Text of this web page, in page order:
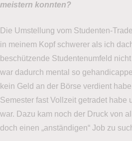
meistern konnten?
Die Umstellung vom Studenten-
in meinem Kopf schwerer als ich
beschützende Studentenumfeld
war dadurch mental so
kein Geld an der Börse verdient
Semester fast Vollzeit getradet habe
war. Dazu kam noch der Druck von
doch einen „anständigen“ Job zu